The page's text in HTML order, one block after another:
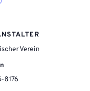
Verein
8176